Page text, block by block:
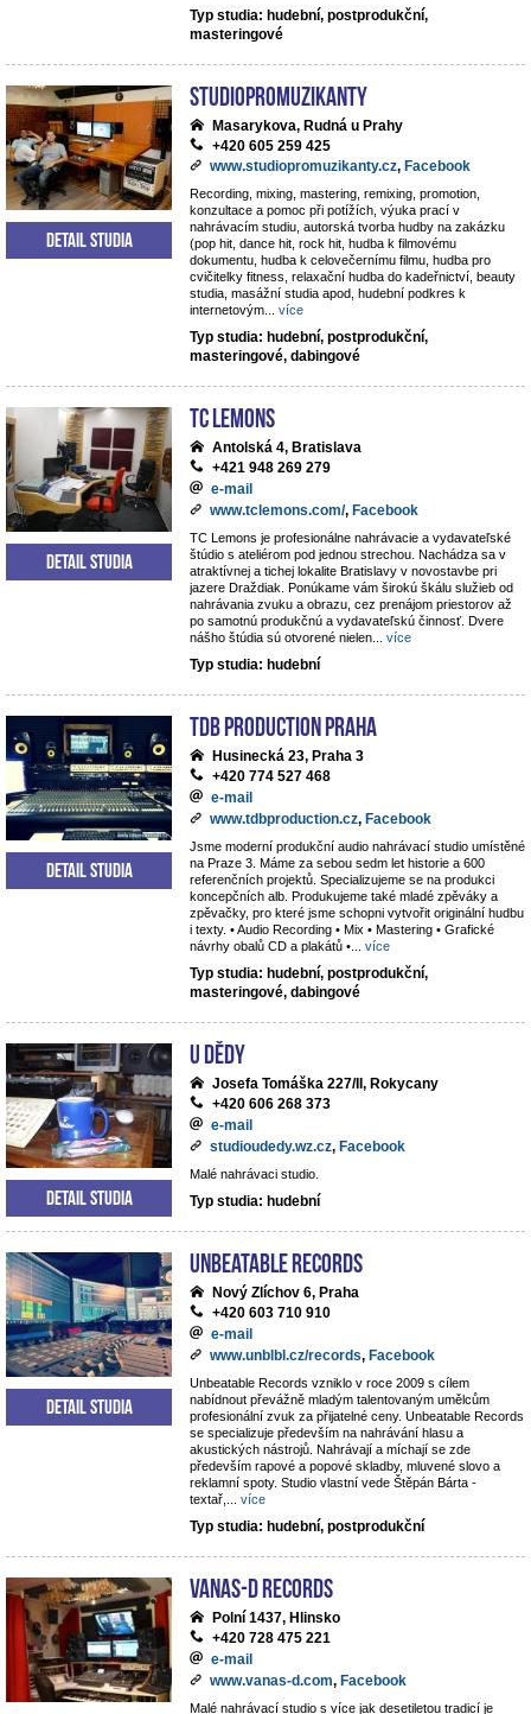
Typ studia: hudební, postprodukční,
masteringové
StudioPROmuzikanty
Masarykova, Rudná u Prahy
+420 605 259 425
www.studiopromuzikanty.cz, Facebook
Recording, mixing, mastering, remixing, promotion,
konzultace a pomoc při potížích, výuka prací v
nahrávacím studiu, autorská tvorba hudby na zakázku
(pop hit, dance hit, rock hit, hudba k filmovému
dokumentu, hudba k celovečernímu filmu, hudba pro
cvičitelky fitness, relaxační hudba do kadeřnictví, beauty
studia, masážní studia apod, hudební podkres k
internetovým
více
Typ studia: hudební, postprodukční,
masteringové, dabingové
Detail studia
TC Lemons
Antolská 4, Bratislava
+421 948 269 279
e-mail
www.tclemons.com/, Facebook
TC Lemons je profesionálne nahrávacie a vydavateľské
štúdio s ateliérom pod jednou strechou. Nachádza sa v
atraktívnej a tichej lokalite Bratislavy v novostavbe pri
jazere Draždiak. Ponúkame vám širokú škálu služieb od
nahrávania zvuku a obrazu, cez prenájom priestorov až
po samotnú produkčnú a vydavateľskú činnosť. Dvere
nášho štúdia sú otvorené nielen
více
Typ studia: hudební
Detail studia
TdB Production Praha
Husinecká 23, Praha 3
+420 774 527 468
e-mail
www.tdbproduction.cz, Facebook
Jsme moderní produkční audio nahrávací studio umístěné
na Praze 3. Máme za sebou sedm let historie a 600
referenčních projektů. Specializujeme se na produkci
koncepčních alb. Produkujeme také mladé zpěváky a
zpěvačky, pro které jsme schopni vytvořit originální hudbu
i texty. • Audio Recording • Mix • Mastering • Grafické
návrhy obalů CD a plakátů •
více
Typ studia: hudební, postprodukční,
masteringové, dabingové
Detail studia
U dědy
Josefa Tomáška 227/II, Rokycany
+420 606 268 373
e-mail
studioudedy.wz.cz, Facebook
Malé nahrávaci studio.
Typ studia: hudební
Detail studia
Unbeatable Records
Nový Zlíchov 6, Praha
+420 603 710 910
e-mail
www.unblbl.cz/records, Facebook
Unbeatable Records vzniklo v roce 2009 s cílem
nabídnout převážně mladým talentovaným umělcům
profesionální zvuk za přijatelné ceny. Unbeatable Records
se specializuje především na nahrávání hlasu a
akustických nástrojů. Nahrávají a míchají se zde
především rapové a popové skladby, mluvené slovo a
reklamní spoty. Studio vlastní vede Štěpán Bárta -
textař,
více
Typ studia: hudební, postprodukční
Detail studia
VANAS-D Records
Polní 1437, Hlinsko
+420 728 475 221
e-mail
www.vanas-d.com, Facebook
Malé nahrávací studio s více jak desetiletou tradicí je